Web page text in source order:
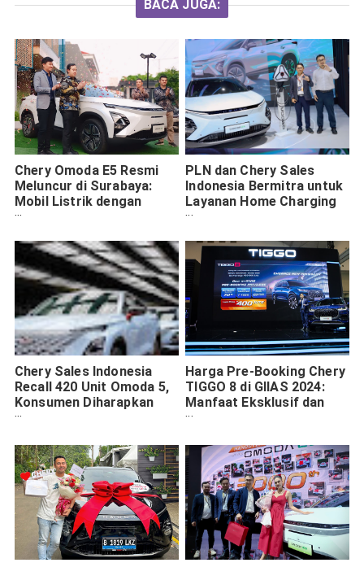
BACA JUGA:
Chery Omoda E5 Resmi
Meluncur di Surabaya:
Mobil Listrik dengan
Jarak Tempuh Luar Biasa
PLN dan Chery Sales
Indonesia Bermitra untuk
Layanan Home Charging
Kendaraan Listrik
Chery Sales Indonesia
Recall 420 Unit Omoda 5,
Konsumen Diharapkan
Memeriksakan Mobilnya
Harga Pre-Booking Chery
TIGGO 8 di GIIAS 2024:
Manfaat Eksklusif dan
Buyback Guarantee